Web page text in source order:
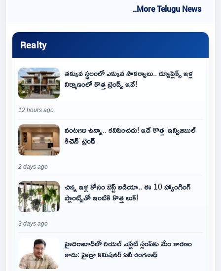
..More Telugu News
Realty
తక్కువ స్థలంలో ఎక్కువ సౌకర్యాలు.. డ్యూప్లెక్స్ ఇళ్ల
నిర్మాణంలో కొత్త ట్రెండ్స్ ఇవే!
12 hours ago
వంటగది ఉన్నా.. కనిపించదు! ఇదే కొత్త 'ఇన్విజిబుల్
కిచెన్' ట్రెండ్
2 days ago
చిన్న ఇళ్ల కోసం బెస్ట్ ఐడియా.. ఈ 10 హ్యాంగింగ్
ప్లాంట్స్‌తో ఇంటికి కొత్త లుక్!
3 days ago
హైదరాబాద్‌లో రియల్ ఎస్టేట్ స్లంప్‌కు మేం కారణం
కాదు: హైడ్రా కమిషనర్ ఏవీ రంగనాథ్